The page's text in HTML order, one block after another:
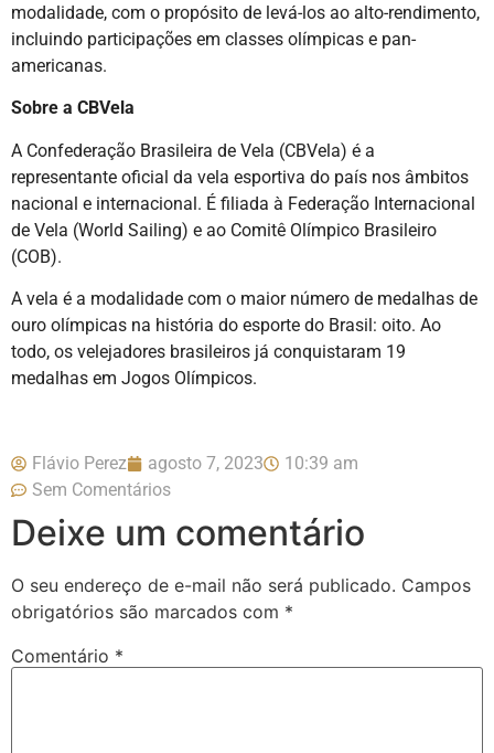
modalidade, com o propósito de levá-los ao alto-rendimento,
incluindo participações em classes olímpicas e pan-
americanas.
Sobre a CBVela
A Confederação Brasileira de Vela (CBVela) é a
representante oficial da vela esportiva do país nos âmbitos
nacional e internacional. É filiada à Federação Internacional
de Vela (World Sailing) e ao Comitê Olímpico Brasileiro
(COB).
A vela é a modalidade com o maior número de medalhas de
ouro olímpicas na história do esporte do Brasil: oito. Ao
todo, os velejadores brasileiros já conquistaram 19
medalhas em Jogos Olímpicos.
Flávio Perez agosto 7, 2023
10:39 am
Sem Comentários
Deixe um comentário
O seu endereço de e-mail não será publicado. Campos
obrigatórios são marcados com *
Comentário *